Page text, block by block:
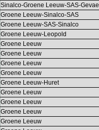
Sinalco-Groene Leeuw-SAS-
Groene Leeuw-Sinalco-SAS
Groene Leeuw-SAS-Sinalco
Groene Leeuw-Leopold
Groene Leeuw
Groene Leeuw
Groene Leeuw
Groene Leeuw
Groene Leeuw-Huret
Groene Leeuw
Groene Leeuw
Groene Leeuw
Groene Leeuw